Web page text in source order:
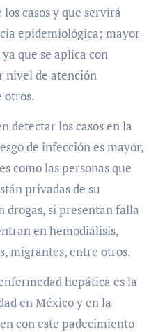
casos y que servirá
epidemiológica; mayor
que se aplica con
nivel de atención
otros.
detectar los casos en la
de infección es mayor,
como las personas que
privadas de su
si presentan falla
en hemodiálisis,
migrantes, entre otros.
hepática es la
en México y en la
con este padecimiento